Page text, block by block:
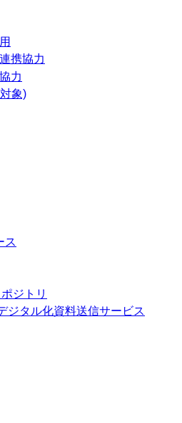
携協力
力
象)
ス
ジトリ
ジタル化資料送信サービス